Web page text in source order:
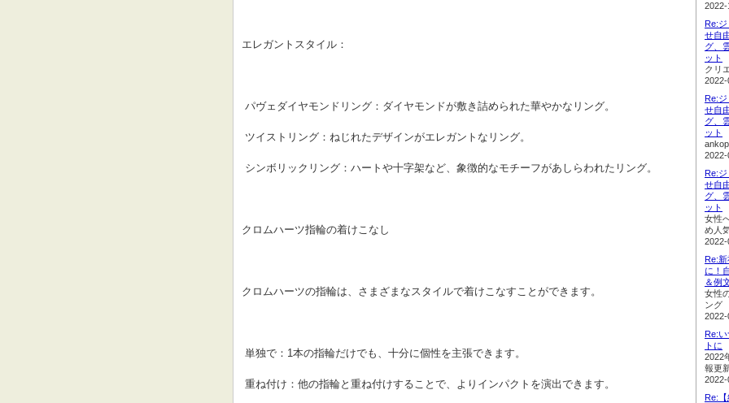
エレガントスタイル：
パヴェダイヤモンドリング：ダイヤモンドが敷き詰められた華やかなリング。
ツイストリング：ねじれたデザインがエレガントなリング。
シンボリックリング：ハートや十字架など、象徴的なモチーフがあしらわれたリング。
クロムハーツ指輪の着けこなし
クロムハーツの指輪は、さまざまなスタイルで着けこなすことができます。
単独で：1本の指輪だけでも、十分に個性を主張できます。
重ね付け：他の指輪と重ね付けすることで、よりインパクトを演出できます。
2022-
Re:ジ
せ自
グ、
ット
クリ
2022-
Re:ジ
せ自
グ、
ット
2022-
Re:ジ
せ自
グ、
ット
女性
め人
2022-
Re:
に！
＆例
女性
ング
2022-
Re:
トに
2022
報更
2022-
Re: